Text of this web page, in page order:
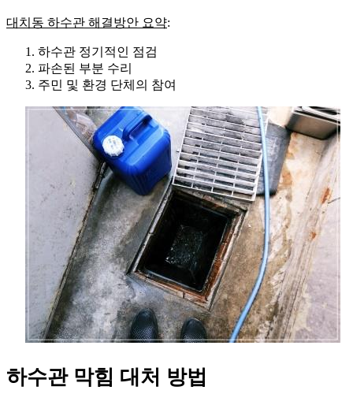
대치동 하수관 해결방안 요약:
하수관 정기적인 점검
파손된 부분 수리
주민 및 환경 단체의 참여
하수관 막힘 대처 방법